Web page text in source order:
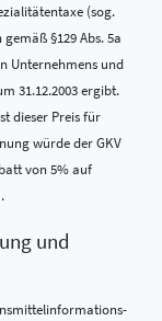
(sog.
§129 Abs. 5a
Unternehmens und
31.12.2003 ergibt.
dieser Preis für
würde der GKV
von 5% auf
und